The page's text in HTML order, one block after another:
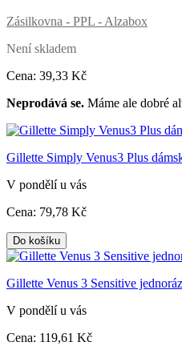
Zásilkovna - PPL - Alzabox
Není skladem
Cena: 39,33 Kč
Neprodává se. Máme ale dobré
Gillette Simply Venus3 Plus
V pondělí u vás
Cena: 79,78 Kč
Do košíku
Gillette Venus 3 Sensitive
V pondělí u vás
Cena: 119,61 Kč